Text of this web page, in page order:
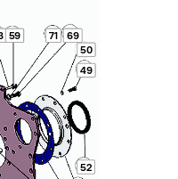
49
50
52
59 69
71